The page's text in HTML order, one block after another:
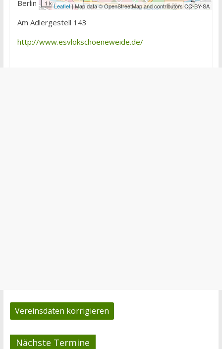
1 kmLeaflet| Map data © OpenStreetMap and contributors CC-BY-SA
Berlin
Am Adlergestell 143
http://www.esvlokschoeneweide.de/
Vereinsdaten korrigieren
Nächste Termine